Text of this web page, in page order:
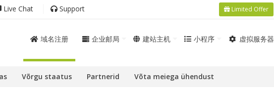
Live Chat Support Limited Offer
域名注册 企业邮局 建站主机 小程序 虚拟服务器
Võrgu staatus Partnerid Võta meiega ühendust